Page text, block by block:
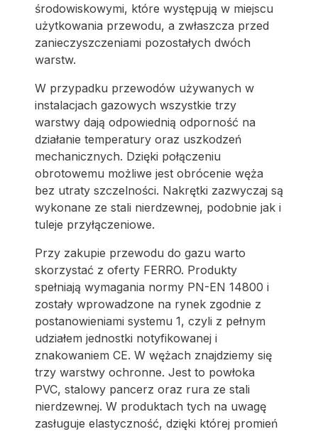
środowiskowymi, które występują w miejscu
użytkowania przewodu, a zwłaszcza przed
zanieczyszczeniami pozostałych dwóch
warstw.
W przypadku przewodów używanych w
instalacjach gazowych wszystkie trzy
warstwy dają odpowiednią odporność na
działanie temperatury oraz uszkodzeń
mechanicznych. Dzięki połączeniu
obrotowemu możliwe jest obrócenie węża
bez utraty szczelności. Nakrętki zazwyczaj są
wykonane ze stali nierdzewnej, podobnie jak i
tuleje przyłączeniowe.
Przy zakupie przewodu do gazu warto
skorzystać z oferty FERRO. Produkty
spełniają wymagania normy PN-EN 14800 i
zostały wprowadzone na rynek zgodnie z
postanowieniami systemu 1, czyli z pełnym
udziałem jednostki notyfikowanej i
znakowaniem CE. W wężach znajdziemy się
trzy warstwy ochronne. Jest to powłoka
PVC, stalowy pancerz oraz rura ze stali
nierdzewnej. W produktach tych na uwagę
zasługuje elastyczność, dzięki której promień